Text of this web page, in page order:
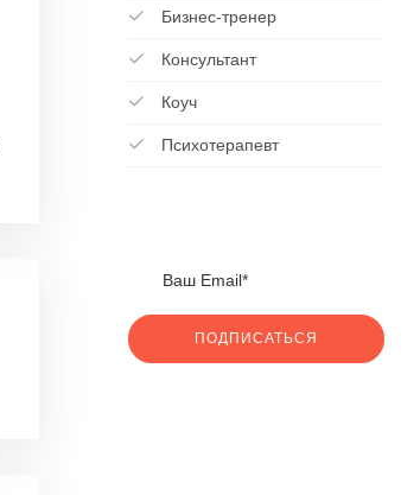
Бизнес-тренер
Консультант
Коуч
Психотерапевт
ПОДПИСАТЬСЯ